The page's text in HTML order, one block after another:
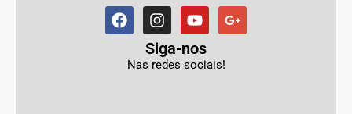
Siga-nos
Nas redes sociais!